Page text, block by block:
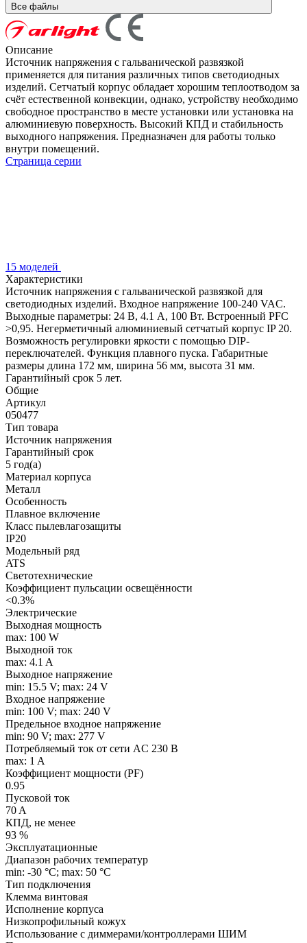
Все файлы
Описание
Источник напряжения с гальванической развязкой
применяется для питания различных типов светодиодных
изделий. Сетчатый корпус обладает хорошим теплоотводом за
счёт естественной конвекции, однако, устройству необходимо
свободное пространство в месте установки или установка на
алюминиевую поверхность. Высокий КПД и стабильность
выходного напряжения. Предназначен для работы только
внутри помещений.
Страница серии
15 моделей
Характеристики
Источник напряжения с гальванической развязкой для
светодиодных изделий. Входное напряжение 100-240 VAC.
Выходные параметры: 24 В, 4.1 А, 100 Вт. Встроенный PFC
>0,95. Негерметичный алюминиевый сетчатый корпус IP 20.
Возможность регулировки яркости с помощью DIP-
переключателей. Функция плавного пуска. Габаритные
размеры длина 172 мм, ширина 56 мм, высота 31 мм.
Гарантийный срок 5 лет.
Общие
Артикул
050477
Тип товара
Источник напряжения
Гарантийный срок
5 год(а)
Материал корпуса
Металл
Особенность
Плавное включение
Класс пылевлагозащиты
IP20
Модельный ряд
ATS
Светотехнические
Коэффициент пульсации освещённости
<0.3%
Электрические
Выходная мощность
max: 100 W
Выходной ток
max: 4.1 A
Выходное напряжение
min: 15.5 V; max: 24 V
Входное напряжение
min: 100 V; max: 240 V
Предельное входное напряжение
min: 90 V; max: 277 V
Потребляемый ток от сети AC 230 В
max: 1 A
Коэффициент мощности (PF)
0.95
Пусковой ток
70 A
КПД, не менее
93 %
Эксплуатационные
Диапазон рабочих температур
min: -30 °C; max: 50 °C
Тип подключения
Клемма винтовая
Исполнение корпуса
Низкопрофильный кожух
Использование с диммерами/контроллерами ШИМ